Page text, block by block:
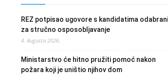
REZ potpisao ugovore s kandidatima
za stručno osposobljavanje
4. Augusta 2026.
Ministarstvo će hitno pružiti pomoć nakon
požara koji je uništio njihov dom